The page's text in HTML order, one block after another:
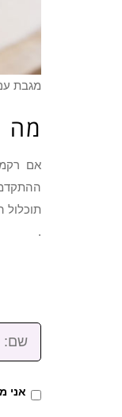
מגבת
מה
אם
תוכלול
.
שם:
אני